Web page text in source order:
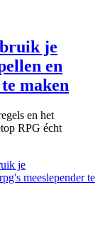
je
en
maken
en het
RPG écht
je
meeslepender te